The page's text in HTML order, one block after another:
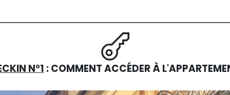
N°1 : COMMENT ACCÉDER À